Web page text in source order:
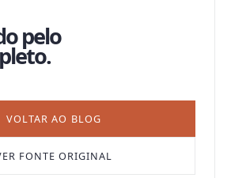
pelo
VOLTAR AO BLOG
FONTE ORIGINAL